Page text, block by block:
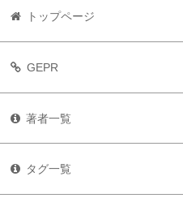
トップページ
GEPR
著者一覧
タグ一覧